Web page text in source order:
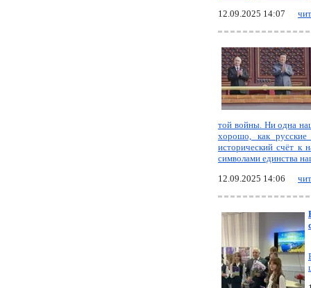
12.09.2025 14:07
той войны. Ни одна
хорошо, как
исторический счёт к
символами единства
12.09.2025 14:06